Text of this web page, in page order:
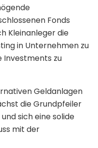
Fonds
Kleinanleger die
in Unternehmen zu
Investments zu
Geldanlagen
die Grundpfeiler
sich eine solide
mit der